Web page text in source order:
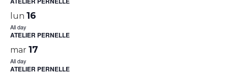
lun 16
All day
ATELIER PERNELLE
mar 17
All day
ATELIER PERNELLE